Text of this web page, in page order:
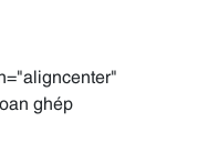
ghép